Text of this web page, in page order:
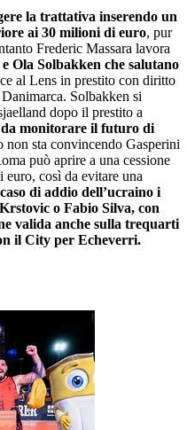
la trattativa inserendo un
ai 30 milioni di euro, pur
Frederic Massara lavora
Ola Solbakken che salutano
al Lens in prestito con diritto
Solbakken si
dopo il prestito a
monitorare il futuro di
non sta convincendo Gasperini
può aprire a una cessione
così da evitare una
di addio dell’ucraino i
o Fabio Silva, con
valida anche sulla trequarti
il City per Echeverri.